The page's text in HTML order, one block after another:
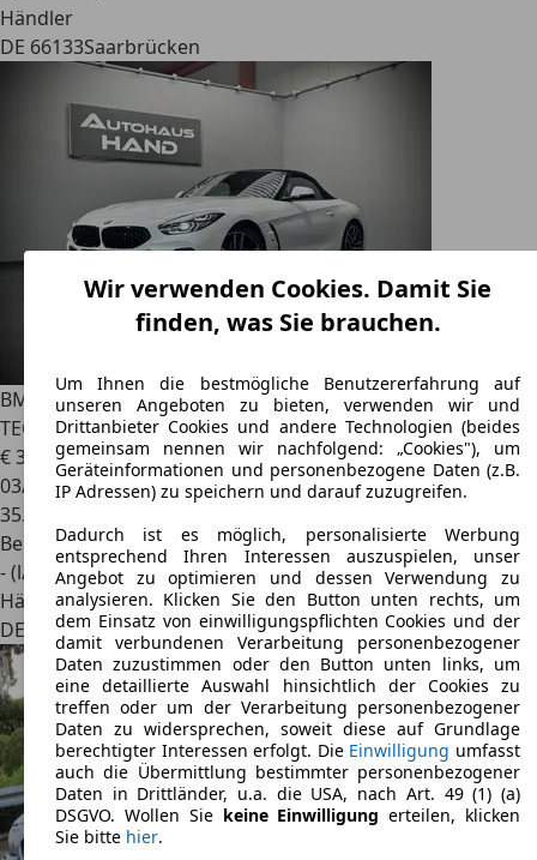
Händler
DE 66133Saarbrücken
BMW Z4*sDRIVE*20i*M-SPORT*LED*DAB*M-
TECHNIC*2.Hand
€ 33.599
03/2022
35.500 km
Benzin
- (l/100 km)
Händler
DE 53604Bad Honnef
Wir verwenden Cookies. Damit Sie
finden, was Sie brauchen.
Um Ihnen die bestmögliche Benutzererfahrung auf
unseren Angeboten zu bieten, verwenden wir und
Drittanbieter Cookies und andere Technologien (beides
gemeinsam nennen wir nachfolgend: „Cookies"), um
Geräteinformationen und personenbezogene Daten (z.B.
IP Adressen) zu speichern und darauf zuzugreifen.
Dadurch ist es möglich, personalisierte Werbung
entsprechend Ihren Interessen auszuspielen, unser
Angebot zu optimieren und dessen Verwendung zu
analysieren. Klicken Sie den Button unten rechts, um
dem Einsatz von einwilligungspflichten Cookies und der
damit verbundenen Verarbeitung personenbezogener
Daten zuzustimmen oder den Button unten links, um
eine detaillierte Auswahl hinsichtlich der Cookies zu
treffen oder um der Verarbeitung personenbezogener
Daten zu widersprechen, soweit diese auf Grundlage
berechtigter Interessen erfolgt. Die Einwilligung umfasst
auch die Übermittlung bestimmter personenbezogener
Daten in Drittländer, u.a. die USA, nach Art. 49 (1) (a)
DSGVO. Wollen Sie keine Einwilligung erteilen, klicken
Sie bitte hier.